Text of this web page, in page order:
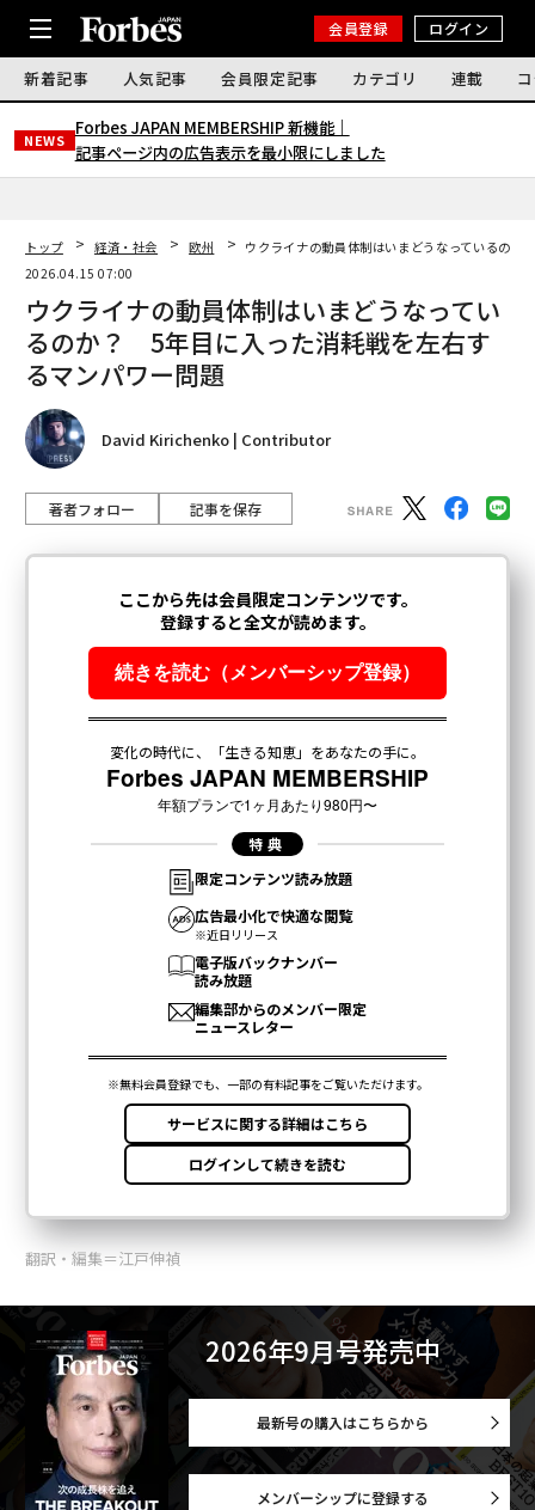
会員登録 ログイン
新着記事 人気記事 会員限定記事 カテゴリ 連載
NEWS
Forbes JAPAN MEMBERSHIP 新機能｜
記事ページ内の広告表示を最小限にしました
トップ 経済・社会 欧州
ウクライナの動員体制はいまどうなっているの
2026.04.15 07:00
ウクライナの動員体制はいまどうなってい
るのか？ 5年目に入った消耗戦を左右す
るマンパワー問題
David Kirichenko | Contributor
著者フォロー 記事を保存
翻訳・編集＝江戸伸禎
2026年9月号発売中
最新号の購入はこちらから
メンバーシップに登録する